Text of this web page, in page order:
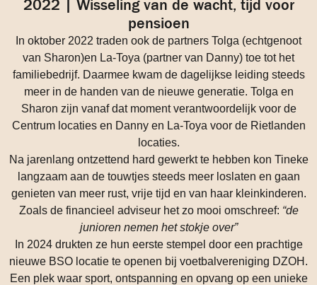
2022 | Wisseling van de wacht, tijd voor
pensioen
In oktober 2022 traden ook de partners Tolga (echtgenoot
van Sharon)en La-Toya (partner van Danny) toe tot het
familiebedrijf. Daarmee kwam de dagelijkse leiding steeds
meer in de handen van de nieuwe generatie. Tolga en
Sharon zijn vanaf dat moment verantwoordelijk voor de
Centrum locaties en Danny en La-Toya voor de Rietlanden
locaties.
Na jarenlang ontzettend hard gewerkt te hebben kon Tineke
langzaam aan de touwtjes steeds meer loslaten en gaan
genieten van meer rust, vrije tijd en van haar kleinkinderen.
Zoals de financieel adviseur het zo mooi omschreef: “de
junioren nemen het stokje over”
In 2024 drukten ze hun eerste stempel door een prachtige
nieuwe BSO locatie te openen bij voetbalvereniging DZOH.
Een plek waar sport, ontspanning en opvang op een unieke